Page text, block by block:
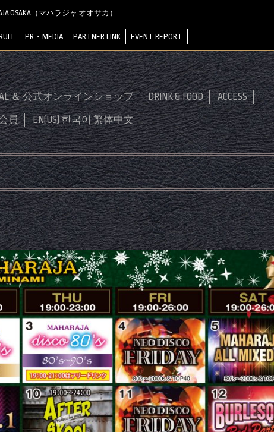
OSAKA（マハラジャ オオサカ）
PR・MEDIA PARTNER LINK EVENT REPORT
＆ 公式オンラインショップ DRINK & FOOD ACCESS
員 EN(US) 한국어 繁体中文